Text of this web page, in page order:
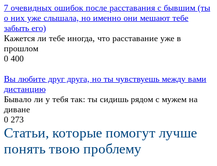
7 очевидных ошибок после расставания с бывшим (ты
о них уже слышала, но именно они мешают тебе
забыть его)
Кажется ли тебе иногда, что расставание уже в
прошлом
0 400
Вы любите друг друга, но ты чувствуешь между вами
дистанцию
Бывало ли у тебя так: ты сидишь рядом с мужем на
диване
0 273
Статьи, которые помогут лучше
понять твою проблему